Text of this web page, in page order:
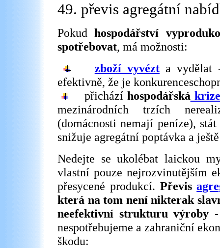
49. převis agregátní
Pokudhospodářství
spotřebovat, má možnosti:
zboží vyvézt a vydělat
efektivně, že je
přichází hospodářská krize
mezinárodních trzích
(domácnosti nemají peníze),
snižuje agregátní poptávka a
Nedejte se ukolébat laickou
vlastní pouze nejrozvinutějším
přesycené produkcí. Převis
která na tom není nikterak
neefektivní strukturu výroby
nespotřebujeme a zahraniční
škodu: